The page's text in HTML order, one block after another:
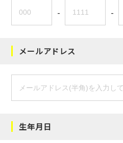
- -
メールアドレス
生年月日